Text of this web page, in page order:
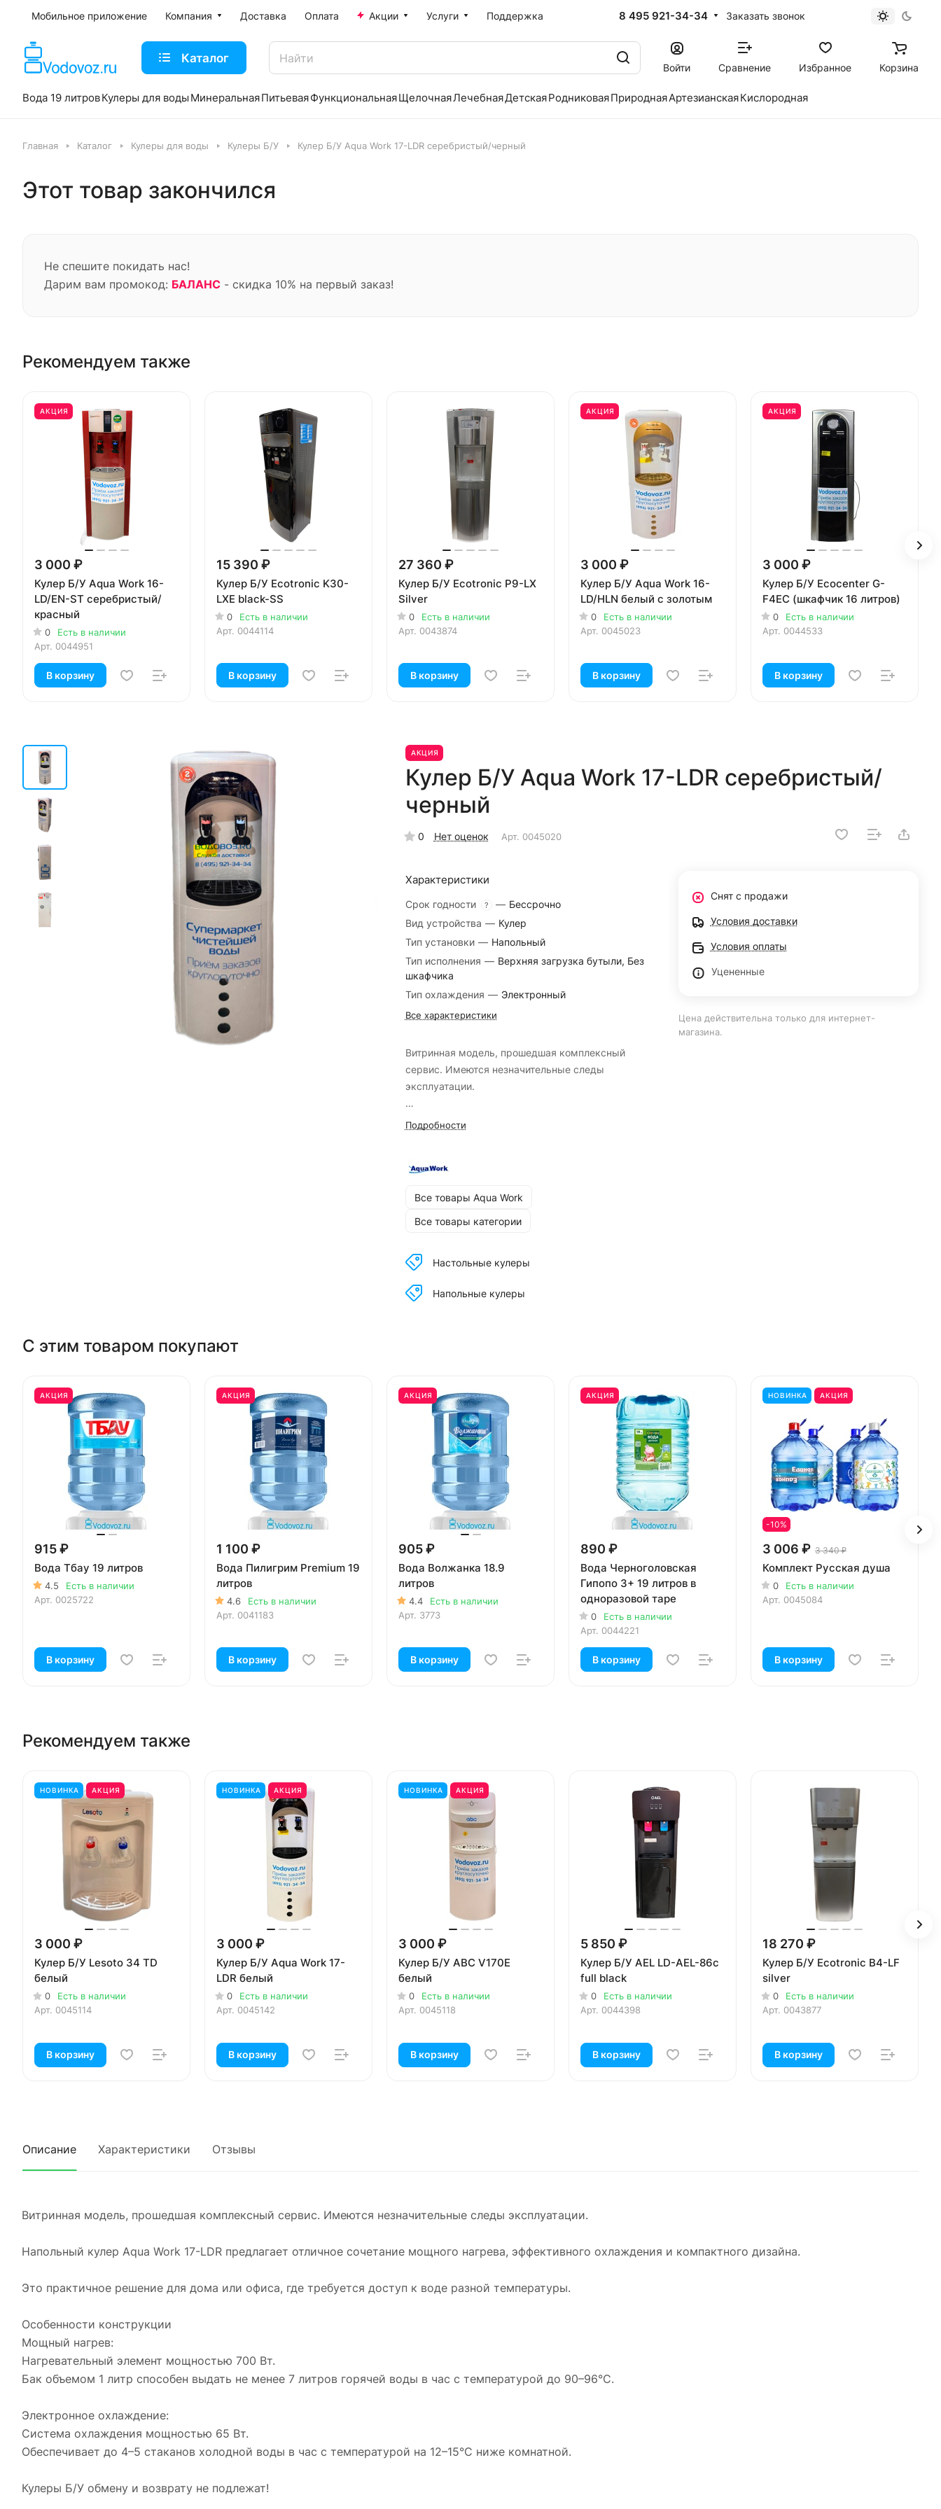
Мобильное приложение Компания Доставка Оплата Акции Услуги Поддержка 8 495 921-34-34 Заказать звонок
Каталог
Войти Сравнение Избранное Корзина
Вода 19 литровКулеры для воды МинеральнаяПитьеваяФункциональнаяЩелочнаяЛечебнаяДетскаяРодниковаяПрироднаяАртезианскаяКислородная
Главная Каталог Кулеры для воды Кулеры Б/У Кулер Б/У Aqua Work 17-LDR серебристый/черный
Этот товар закончился
Не спешите покидать нас!
Дарим вам промокод: БАЛАНС - скидка 10% на первый заказ!
Рекомендуем также
АКЦИЯ
3 000 ₽
Кулер Б/У Aqua Work 16-
LD/EN-ST серебристый/
красный
0
Есть в наличии
Арт. 0044951
В корзину
15 390 ₽
Кулер Б/У Ecotronic K30-
LXE black-SS
0
Есть в наличии
Арт. 0044114
В корзину
27 360 ₽
Кулер Б/У Ecotronic P9-LX
Silver
0
Есть в наличии
Арт. 0043874
В корзину
АКЦИЯ
3 000 ₽
Кулер Б/У Aqua Work 16-
LD/HLN белый с золотым
0
Есть в наличии
Арт. 0045023
В корзину
АКЦИЯ
3 000 ₽
Кулер Б/У Ecocenter G-
F4EC (шкафчик 16 литров)
0
Есть в наличии
Арт. 0044533
В корзину
АКЦИЯ
Кулер Б/У Aqua Work 17-LDR серебристый/
черный
0 Нет оценок Арт. 0045020
Характеристики
Срок годности ? — Бессрочно
Вид устройства — Кулер
Тип установки — Напольный
Тип исполнения — Верхняя загрузка бутыли, Без
шкафчика
Тип охлаждения — Электронный
Все характеристики
Витринная модель, прошедшая комплексный
сервис. Имеются незначительные следы
эксплуатации.
Кулеры Б/У обмену и возврату не подлежат!
Подробности
Все товары Aqua Work
Все товары категории
Настольные кулеры
Напольные кулеры
Снят с продажи
Условия доставки
Условия оплаты
Уцененные
Цена действительна только для интернет-
магазина.
С этим товаром покупают
АКЦИЯ
915 ₽
Вода Тбау 19 литров
4.5
Есть в наличии
Арт. 0025722
В корзину
АКЦИЯ
1 100 ₽
Вода Пилигрим Premium 19
литров
4.6
Есть в наличии
Арт. 0041183
В корзину
АКЦИЯ
905 ₽
Вода Волжанка 18.9
литров
4.4
Есть в наличии
Арт. 3773
В корзину
АКЦИЯ
890 ₽
Вода Черноголовская
Гипопо 3+ 19 литров в
одноразовой таре
0
Есть в наличии
Арт. 0044221
В корзину
НОВИНКА АКЦИЯ
-10%
3 006 ₽ 3 340 ₽
Комплект Русская душа
0
Есть в наличии
Арт. 0045084
В корзину
Рекомендуем также
НОВИНКА АКЦИЯ
3 000 ₽
Кулер Б/У Lesoto 34 TD
белый
0
Есть в наличии
Арт. 0045114
В корзину
НОВИНКА АКЦИЯ
3 000 ₽
Кулер Б/У Aqua Work 17-
LDR белый
0
Есть в наличии
Арт. 0045142
В корзину
НОВИНКА АКЦИЯ
3 000 ₽
Кулер Б/У ABC V170E
белый
0
Есть в наличии
Арт. 0045118
В корзину
5 850 ₽
Кулер Б/У AEL LD-AEL-86c
full black
0
Есть в наличии
Арт. 0044398
В корзину
18 270 ₽
Кулер Б/У Ecotronic B4-LF
silver
0
Есть в наличии
Арт. 0043877
В корзину
Описание Характеристики Отзывы
Витринная модель, прошедшая комплексный сервис. Имеются незначительные следы эксплуатации.
Напольный кулер Aqua Work 17-LDR предлагает отличное сочетание мощного нагрева, эффективного охлаждения и компактного дизайна.
Это практичное решение для дома или офиса, где требуется доступ к воде разной температуры.
Особенности конструкции
Мощный нагрев:
Нагревательный элемент мощностью 700 Вт.
Бак объемом 1 литр способен выдать не менее 7 литров горячей воды в час с температурой до 90–96°C.
Электронное охлаждение:
Система охлаждения мощностью 65 Вт.
Обеспечивает до 4–5 стаканов холодной воды в час с температурой на 12–15°C ниже комнатной.
Кулеры Б/У обмену и возврату не подлежат!